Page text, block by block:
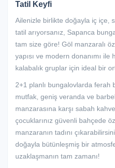
Tatil Keyfi
Ailenizle birlikte doğayla iç içe,
tatil arıyorsanız, Sapanca
tam size göre! Göl manzaralı
yapısı ve modern donanımı
kalabalık gruplar için ideal bir
2+1 planlı bungalovlarda ferah
mutfak, geniş veranda ve
manzarasına karşı sabah
çocuklarınız güvenli bahçede
manzaranın tadını
doğayla bütünleşmiş bir
uzaklaşmanın tam zamanı!